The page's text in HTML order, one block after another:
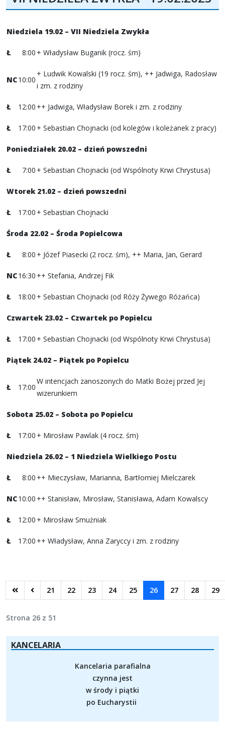
Niedziela 19.02 – VII Niedziela Zwykła
Ł 8:00 + Władysław Buganik (rocz. śm)
NC10:00
+ Ludwik Kowalski (19 rocz. śm), ++ Jadwiga, Radosław
i zm. z rodziny
Ł 12:00 ++ Jadwiga, Władysław Borek i zm. z rodziny
Ł 17:00 + Sebastian Chojnacki (od kolegów i koleżanek z pracy)
Poniedziałek 20.02 – dzień powszedni
Ł 7:00 + Sebastian Chojnacki (od Wspólnoty Krwi Chrystusa)
Wtorek 21.02 – dzień powszedni
Ł 17:00 + Sebastian Chojnacki
Środa 22.02 – Środa Popielcowa
Ł 8:00 + Józef Piasecki (2 rocz. śm), ++ Maria, Jan, Gerard
NC16:30 ++ Stefania, Andrzej Fik
Ł 18:00 + Sebastian Chojnacki (od Róży Żywego Różańca)
Czwartek 23.02 – Czwartek po Popielcu
Ł 17:00 + Sebastian Chojnacki (od Wspólnoty Krwi Chrystusa)
Piątek 24.02 – Piątek po Popielcu
Ł 17:00
W intencjach zanoszonych do Matki Bożej przed Jej
wizerunkiem
Sobota 25.02 – Sobota po Popielcu
Ł 17:00 + Mirosław Pawlak (4 rocz. śm)
Niedziela 26.02 – 1 Niedziela Wielkiego Postu
Ł 8:00 ++ Mieczysław, Marianna, Bartłomiej Mielczarek
NC10:00 ++ Stanisław, Mirosław, Stanisława, Adam Kowalscy
Ł 12:00 + Mirosław Smużniak
Ł 17:00 ++ Władysław, Anna Zaryccy i zm. z rodziny
21 22 23 24 25 26 27 28 29
Strona 26 z 51
KANCELARIA
Kancelaria parafialna
czynna jest
w środy i piątki
po Eucharystii